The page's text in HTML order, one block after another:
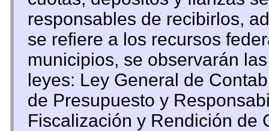
responsables de recibirlos,
se refiere a los recursos
municipios, se observarán
leyes: Ley General de
de Presupuesto y
Fiscalización y Rendición de